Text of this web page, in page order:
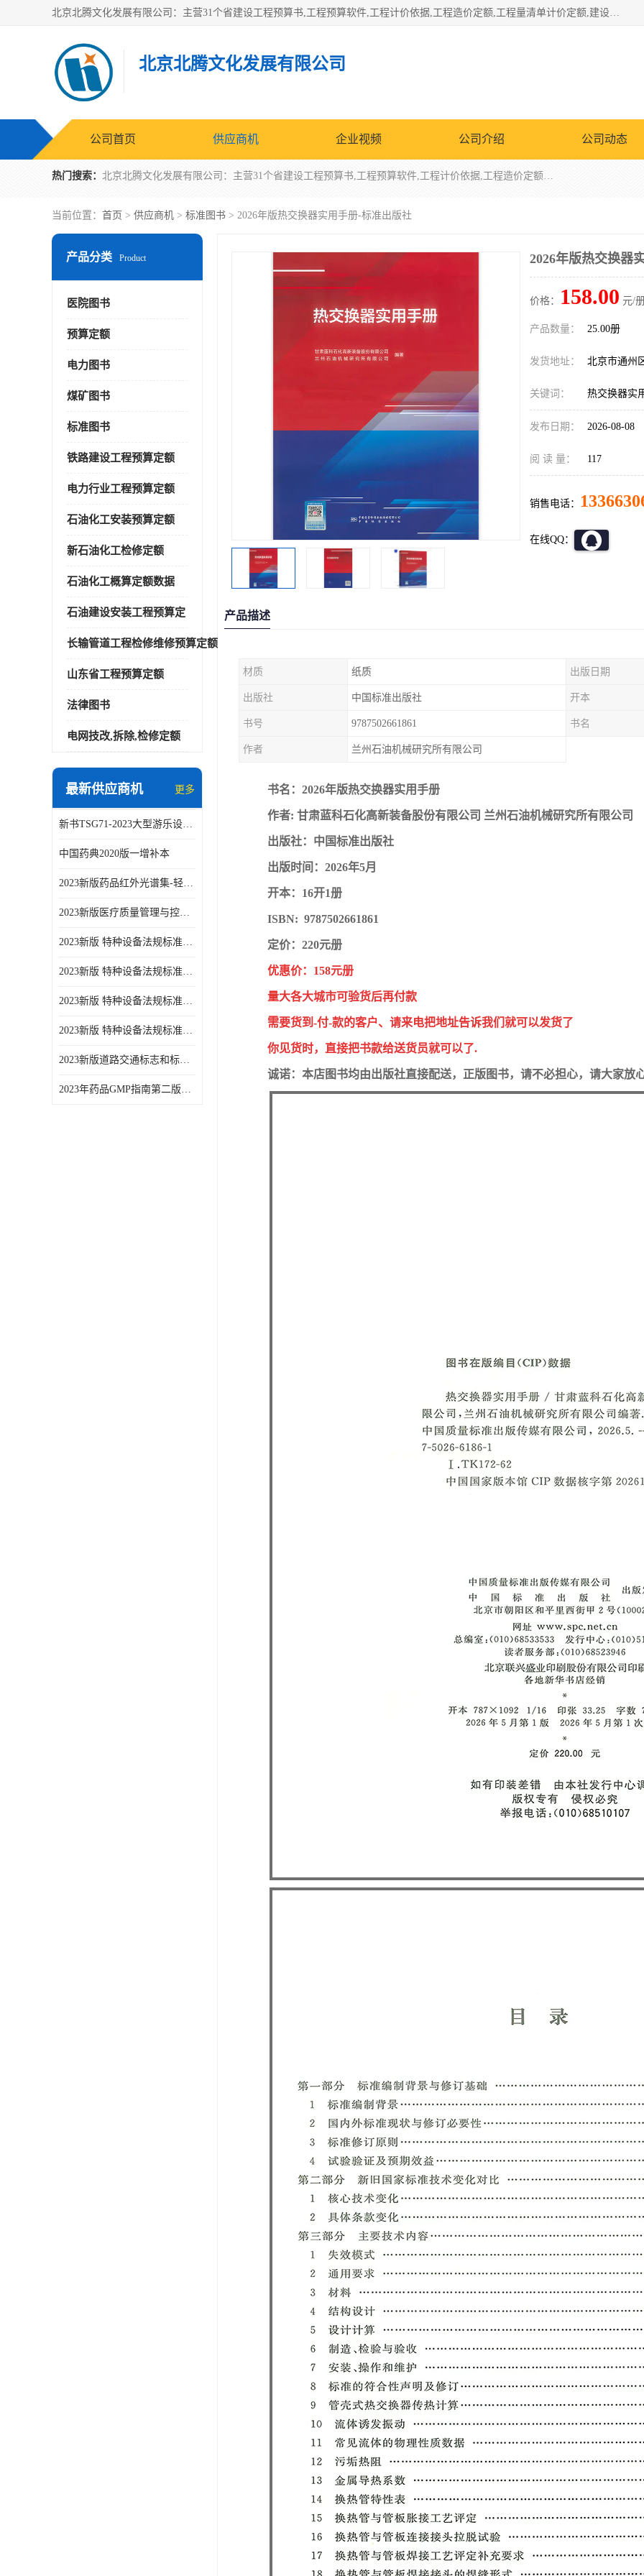
北京北腾文化发展有限公司：主营31个省建设工程预算书,工程预算软件,工程计价依据,工程造价定额,工程量清单计价定额,建设工程量消耗量定额,各行业工程预算定额,铁路定额,电力定额,矿山定额,*,黄金定额,钢铁企业检修定额,中石化安装检修定额,煤矿图书,医院书籍等.诚信的经营，在发展的同时公司不忘不断总结不断优化为客户的服务，和一如既往的热情赢得了新老客户的极高评价及青睐。
北京北腾文化发展有限公司
公司首页 供应商机 企业视频 公司介绍 公司动态
热门搜索： 北京北腾文化发展有限公司：主营31个省建设工程预算书,工程预算软件,工程计价依据,工程造价定额,工程量清单计价定额,建设工程量消耗量定额,各行业工程预算定额,铁路定额,电力定额,矿山定额,*,黄金定额,钢铁企业检修定额,中石化安装检修定额,煤矿图书,医院书籍等.诚信的经营，在发展的同时公司不忘不断总结不断优化为客户的服务，和一如既往的热情赢得了新老客户的极高评价及青睐。
当前位置： 首页 > 供应商机 > 标准图书 > 2026年版热交换器实用手册-标准出版社
产品分类 Product
医院图书
预算定额
电力图书
煤矿图书
标准图书
铁路建设工程预算定额
电力行业工程预算定额
石油化工安装预算定额
新石油化工检修定额
石油化工概算定额数据
石油建设安装工程预算定
长输管道工程检修维修预算定额
山东省工程预算定额
法律图书
电网技改,拆除,检修定额
最新供应商机 更多
新书TSG71-2023大型游乐设施安全技术规程
中国药典2020版一增补本
2023新版药品红外光谱集-轻工业出版社
2023新版医疗质量管理与控制指标汇编5.0版
2023新版 特种设备法规标准手册 机电类标准客运索道卷
2023新版 特种设备法规标准手册 机电类标准游乐设施卷
2023新版 特种设备法规标准手册 安全技术规范卷共三本
2023新版 特种设备法规标准手册 机电类标准电梯卷 共两本
2023新版道路交通标志和标线手册
2023年药品GMP指南第二版全6册
2026年版热交换器
价格： 158.00 元/
产品数量： 25.00册
发货地址： 北京市通州
关键词： 热交换器实
发布日期： 2026-08-08
阅 读 量： 117
销售电话：
在线QQ：
产品描述
材质 纸质 出版日期
出版社 中国标准出版社 开本
书号 9787502661861 书名
作者 兰州石油机械研究所有限公司
书名：2026年版热交换器实用手册
作者: 甘肃蓝科石化高新装备股份有限公司 兰州石油机械研究所有限公司
出版社：中国标准出版社
出版时间：2026年5月
开本：16开1册
ISBN: 9787502661861
定价：220元册
优惠价：158元册
量大各大城市可验货后再付款
需要货到-付-款的客户、请来电把地址告诉我们就可以发货了
你见货时，直接把书款给送货员就可以了.
诚诺：本店图书均由出版社直接配送，正版图书，请不必担心，请大家放